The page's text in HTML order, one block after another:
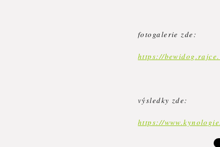
fotogalerie zde:
https://
výsledky zde:
https://